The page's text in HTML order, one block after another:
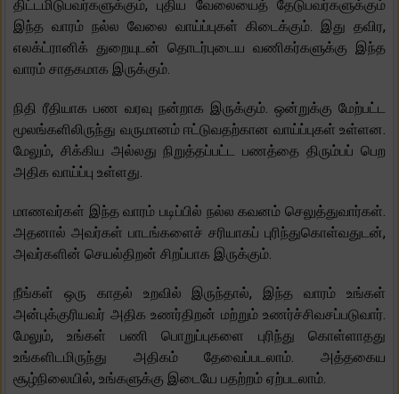
திட்டமிடுபவர்களுக்கும், புதிய வேலையைத் தேடுபவர்களுக்கும்
இந்த வாரம் நல்ல வேலை வாய்ப்புகள் கிடைக்கும். இது தவிர,
எலக்ட்ரானிக் துறையுடன் தொடர்புடைய வணிகர்களுக்கு இந்த
வாரம் சாதகமாக இருக்கும்.
நிதி ரீதியாக பண வரவு நன்றாக இருக்கும். ஒன்றுக்கு மேற்பட்ட
மூலங்களிலிருந்து வருமானம் ஈட்டுவதற்கான வாய்ப்புகள் உள்ளன.
மேலும், சிக்கிய அல்லது நிறுத்தப்பட்ட பணத்தை திரும்பப் பெற
அதிக வாய்ப்பு உள்ளது.
மாணவர்கள் இந்த வாரம் படிப்பில் நல்ல கவனம் செலுத்துவார்கள்.
அதனால் அவர்கள் பாடங்களைச் சரியாகப் புரிந்துகொள்வதுடன்,
அவர்களின் செயல்திறன் சிறப்பாக இருக்கும்.
நீங்கள் ஒரு காதல் உறவில் இருந்தால், இந்த வாரம் உங்கள்
அன்புக்குரியவர் அதிக உணர்திறன் மற்றும் உணர்ச்சிவசப்படுவார்.
மேலும், உங்கள் பணி பொறுப்புகளை புரிந்து கொள்ளாதது
உங்களிடமிருந்து அதிகம் தேவைப்படலாம். அத்தகைய
சூழ்நிலையில், உங்களுக்கு இடையே பதற்றம் ஏற்படலாம்.